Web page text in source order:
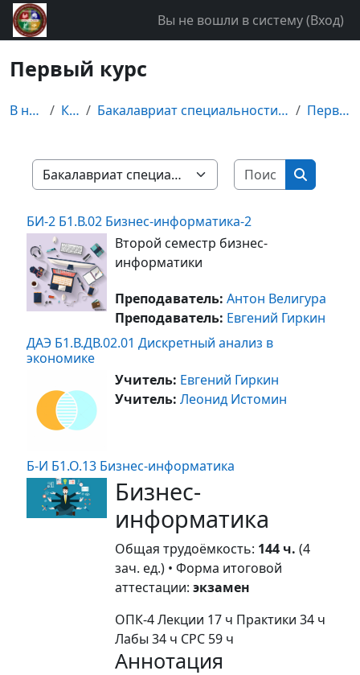
Перейти к основному содержанию
Вы не вошли в систему (Вход)
Первый курс
В начало Курсы Бакалавриат специальности "Бизнес-информатика" Первый курс
Категории курсов
Поиск
Поиск
БИ-2 Б1.В.02 Бизнес-информатика-2
Второй семестр бизнес-
информатики
Преподаватель: Антон Велигура
Преподаватель: Евгений Гиркин
ДАЭ Б1.В.ДВ.02.01 Дискретный анализ в
экономике
Учитель: Евгений Гиркин
Учитель: Леонид Истомин
Б-И Б1.О.13 Бизнес-информатика
Бизнес-
информатика
Общая трудоёмкость: 144 ч. (4
зач. ед.) • Форма итоговой
аттестации: экзамен
ОПК-4Лекции 17 ч Практики 34 ч
Лабы 34 ч СРС 59 ч
Аннотация